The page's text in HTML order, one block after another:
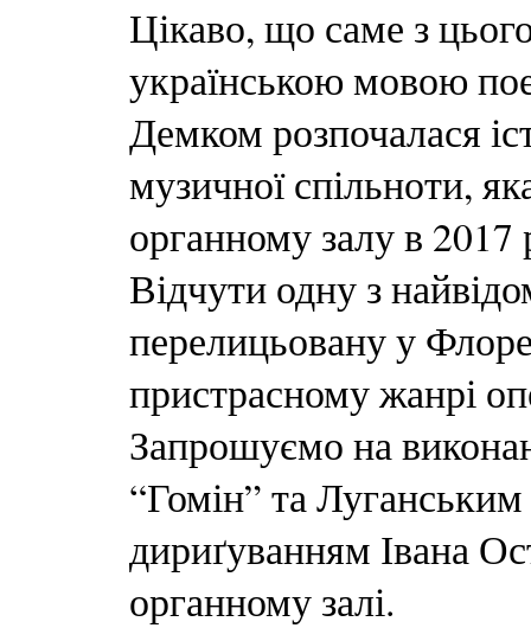
Цікаво, що саме з
українською мовою
Демком розпочалася
музичної спільноти,
органному залу в 2017
Відчути одну з
перелицьовану у
пристрасному жанрі
Запрошуємо на
“Гомін” та
дириґуванням Івана
органному залі.